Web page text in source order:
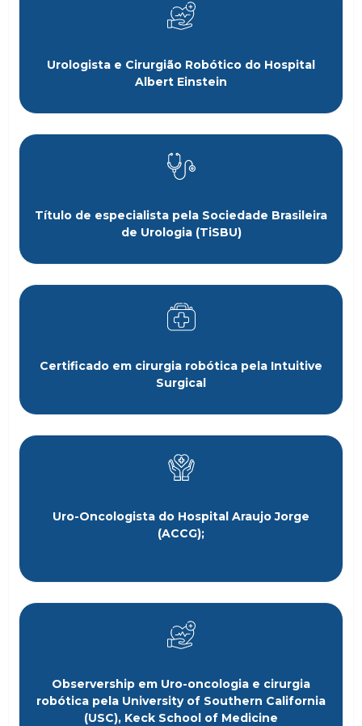
Urologista e Cirurgião Robótico do Hospital
Albert Einstein
Título de especialista pela Sociedade Brasileira
de Urologia (TiSBU)
Certificado em cirurgia robótica pela Intuitive
Surgical
Uro-Oncologista do Hospital Araujo Jorge
(ACCG);
Observership em Uro-oncologia e cirurgia
robótica pela University of Southern California
(USC), Keck School of Medicine